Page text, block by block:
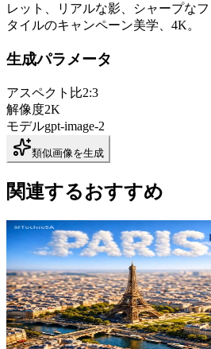
レット、リアルな影、シャープなフ
タイルのキャンペーン美学、4K。
生成パラメータ
アスペクト比2:3
解像度2K
モデルgpt-image-2
類似画像を生成
関連するおすすめ